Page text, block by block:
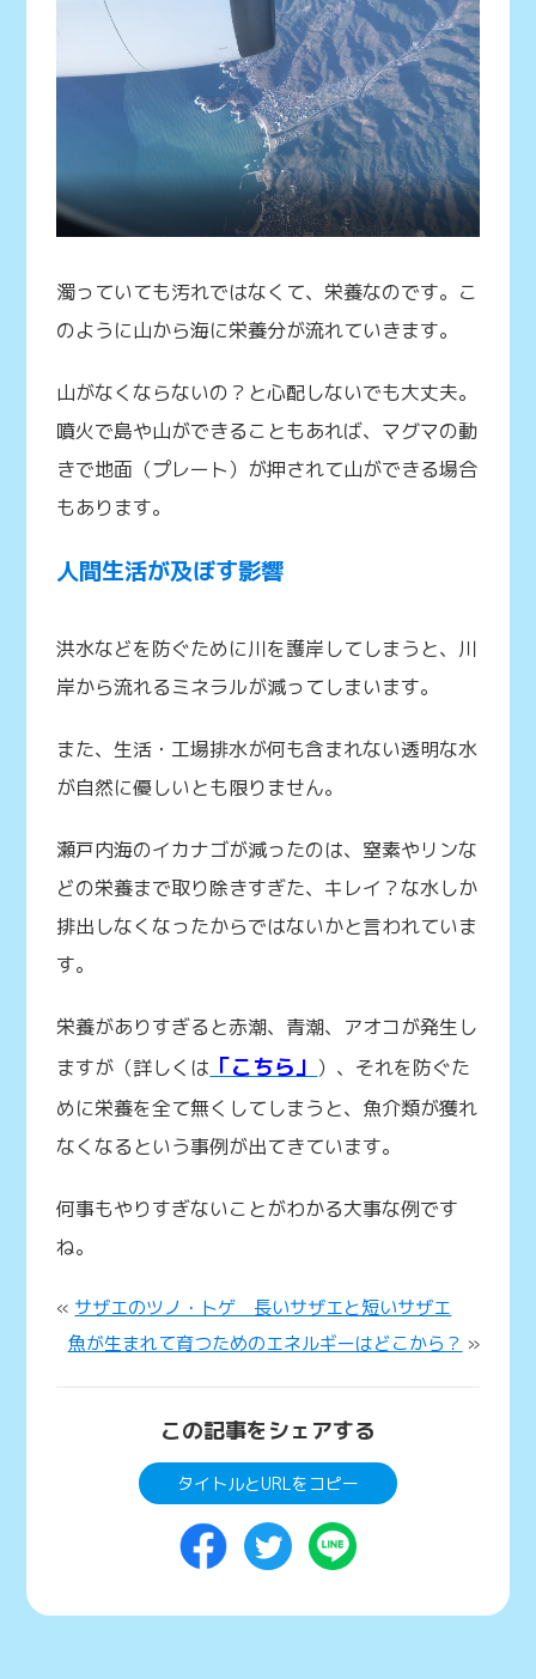
濁っていても汚れではなくて、栄養なのです。こ
のように山から海に栄養分が流れていきます。
山がなくならないの？と心配しないでも大丈夫。
噴火で島や山ができることもあれば、マグマの動
きで地面（プレート）が押されて山ができる場合
もあります。
人間生活が及ぼす影響
洪水などを防ぐために川を護岸してしまうと、川
岸から流れるミネラルが減ってしまいます。
また、生活・工場排水が何も含まれない透明な水
が自然に優しいとも限りません。
瀬戸内海のイカナゴが減ったのは、窒素やリンな
どの栄養まで取り除きすぎた、キレイ？な水しか
排出しなくなったからではないかと言われていま
す。
栄養がありすぎると赤潮、青潮、アオコが発生し
ますが（詳しくは 「こちら」 ）、それを防ぐた
めに栄養を全て無くしてしまうと、魚介類が獲れ
なくなるという事例が出てきています。
何事もやりすぎないことがわかる大事な例です
ね。
« サザエのツノ・トゲ 長いサザエと短いサザエ
魚が生まれて育つためのエネルギーはどこから？ »
この記事をシェアする
タイトルとURLをコピー